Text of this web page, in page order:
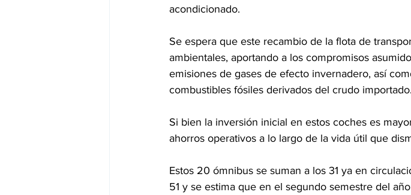
acondicionado.
Se espera que este recambio de la flota de
ambientales, aportando a los compromisos
emisiones de gases de efecto invernadero, así
combustibles fósiles derivados del crudo importado.
Si bien la inversión inicial en estos coches es
ahorros operativos a lo largo de la vida útil que
Estos 20 ómnibus se suman a los 31 ya en
51 y se estima que en el segundo semestre del